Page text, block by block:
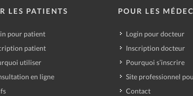
LES PATIENTS
pour patient
patient
utiliser
en ligne
POUR LES
Login pour docteur
Inscription docteur
Pourquoi s’inscrire
Site professionnel
Contact